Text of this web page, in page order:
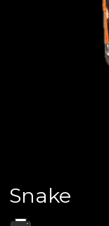
Snake